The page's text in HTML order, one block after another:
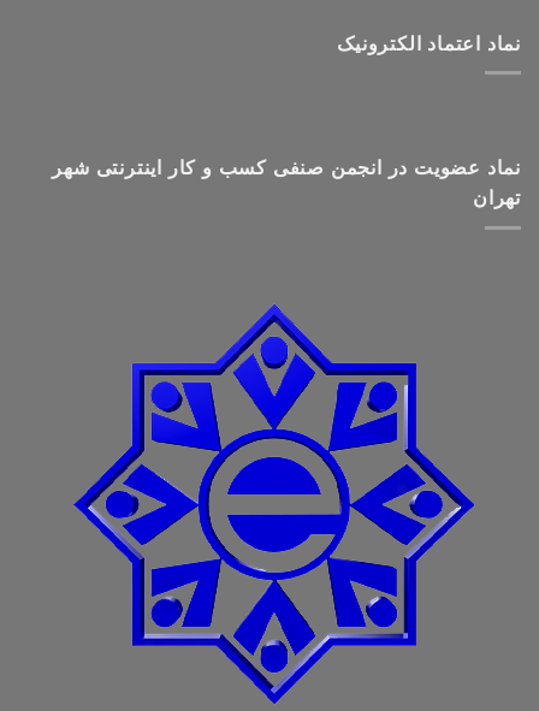
نماد اعتماد الکترونیک
نماد عضویت در انجمن صنفی کسب و کار اینترنتی شهر
تهران